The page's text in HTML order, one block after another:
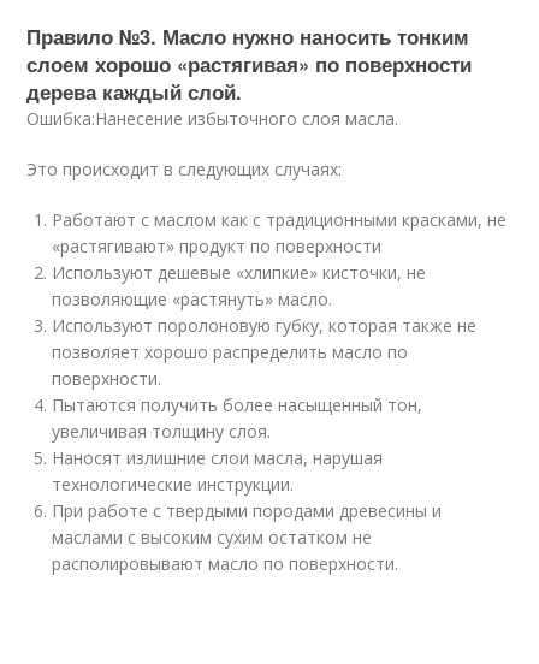
Правило №3. Масло нужно наносить тонким
слоем хорошо «растягивая» по поверхности
дерева каждый слой.
Ошибка:Нанесение избыточного слоя масла.
Это происходит в следующих случаях:
Работают с маслом как с традиционными красками, не
«растягивают» продукт по поверхности
Используют дешевые «хлипкие» кисточки, не
позволяющие «растянуть» масло.
Используют поролоновую губку, которая также не
позволяет хорошо распределить масло по
поверхности.
Пытаются получить более насыщенный тон,
увеличивая толщину слоя.
Наносят излишние слои масла, нарушая
технологические инструкции.
При работе с твердыми породами древесины и
маслами с высоким сухим остатком не
располировывают масло по поверхности.